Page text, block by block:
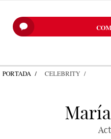
PORTADA CELEBRITY